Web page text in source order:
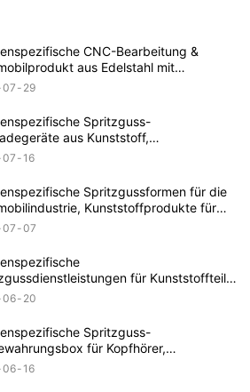
CNC-Bearbeitung &
aus Edelstahl mit
für Rolls-Royce
07 29
Spritzguss-
aus Kunststoff,
für Tesla
07 16
Spritzgussformen für die
Kunststoffprodukte für
07 07
für Kunststoffteile
(Bosch)
06 20
Spritzguss-
für Kopfhörer,
Automobilteile für
06 16